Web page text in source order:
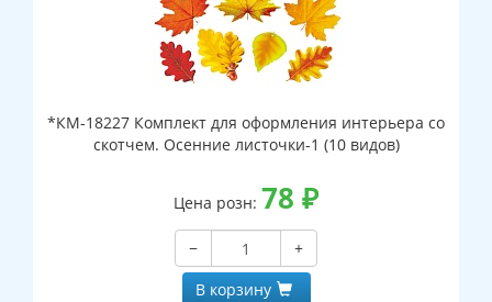
*КМ-18227 Комплект для оформления интерьера со
скотчем. Осенние листочки-1 (10 видов)
Цена розн: 78 ₽
−
+
В корзину